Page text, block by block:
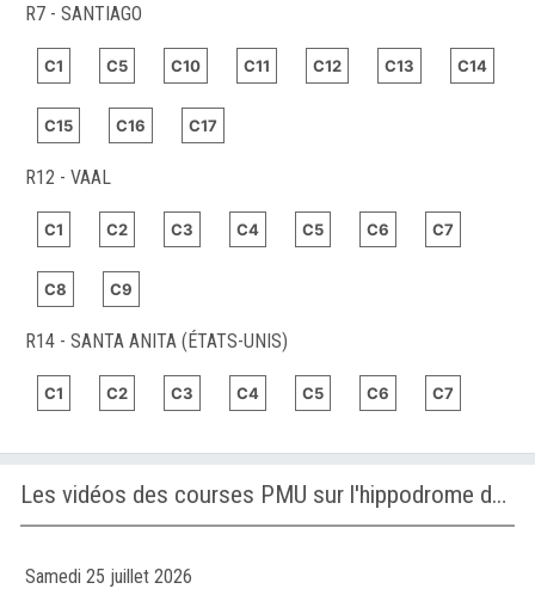
R7 - SANTIAGO
C1 C5 C10 C11 C12 C13 C14
C15 C16 C17
R12 - VAAL
C1 C2 C3 C4 C5 C6 C7
C8 C9
R14 - SANTA ANITA (ÉTATS-UNIS)
C1 C2 C3 C4 C5 C6 C7
Les vidéos des courses PMU sur l'hippodrome de GULFSTREAM PARK
Samedi 25 juillet 2026